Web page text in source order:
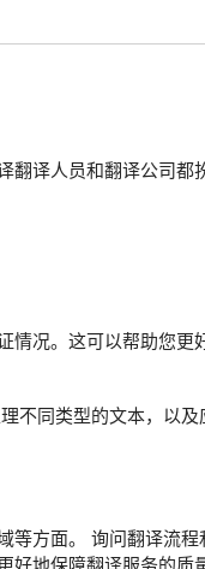
翻译人员和翻译公司都
情况。这可以帮助您更
不同类型的文本，以
等方面。 询问翻译流